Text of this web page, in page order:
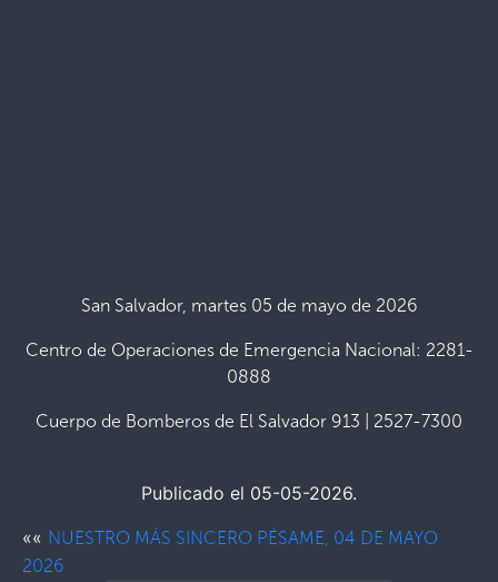
San Salvador, martes 05 de mayo de 2026
Centro de Operaciones de Emergencia Nacional: 2281-
0888
Cuerpo de Bomberos de El Salvador 913 | 2527-7300
Publicado el 05-05-2026.
«« NUESTRO MÁS SINCERO PÉSAME, 04 DE MAYO
2026